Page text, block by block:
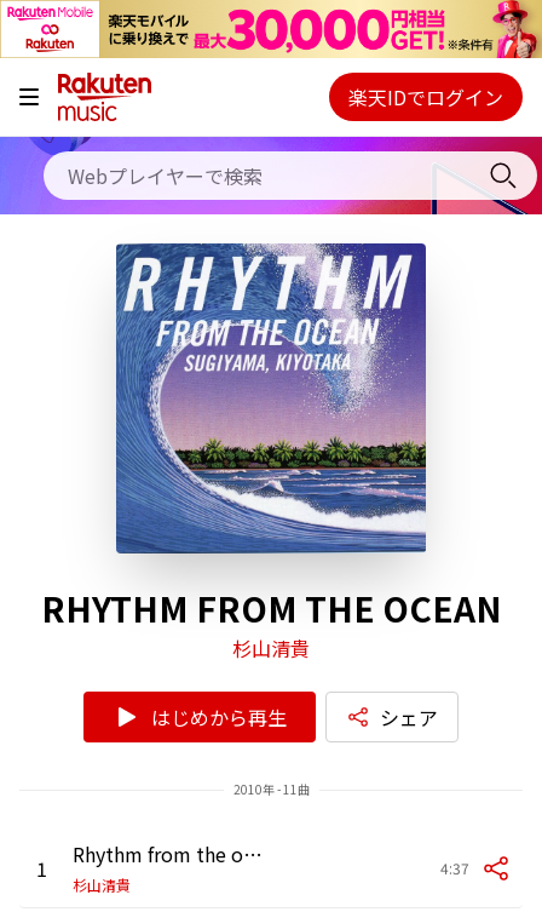
キャンペーン
料金プラン
使い方
初回30日間無料お試し
Webプレイヤー
ご契約内容の確認・変更
楽天IDでログイン
RHYTHM FROM THE OCEAN
杉山清貴
はじめから再生 シェア
2010年 - 11曲
1 Rhythm from the ocean
杉山清貴
4:37